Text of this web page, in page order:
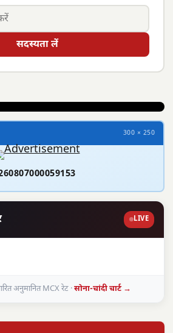
सदस्यता लें
300 × 250
LIVE
अनुमानित MCX रेट ·सोना-चांदी चार्ट →